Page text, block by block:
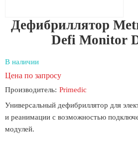
Дефибриллятор
Defi Monitor
В наличии
Цена по запросу
Производитель: Primedic
Универсальный дефибриллятор для
и реанимации с возможностью
модулей.